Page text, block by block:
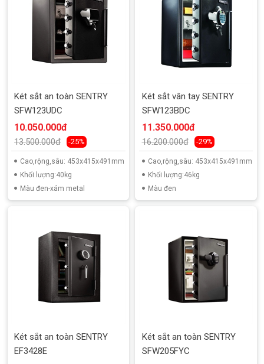
Két sắt an toàn SENTRY
SFW123UDC
10.050.000đ
13.500.000đ -25%
Cao,rộng,sâu: 453x415x491mm
Khối lượng:40kg
Màu đen-xám metal
Két sắt vân tay SENTRY
SFW123BDC
11.350.000đ
16.200.000đ -29%
Cao,rộng,sâu: 453x415x491mm
Khối lượng:46kg
Màu đen
Két sắt an toàn SENTRY
EF3428E
Két sắt an toàn SENTRY
SFW205FYC